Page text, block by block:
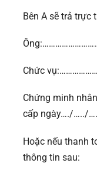
Bên A sẽ trả trực
Chức
Chứng minh
cấp ngày…./…../
Hoặc nếu thanh
thông tin sau: